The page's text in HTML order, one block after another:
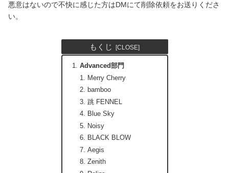
悪意はないので不快に感じた方はDMにて削除依頼をお送りくださ
い。
もくじ
Advanced部門
Merry Cherry
bamboo
跳 FENNEL
Blue Sky
Noisy
BLACK BLOW
Aegis
Zenith